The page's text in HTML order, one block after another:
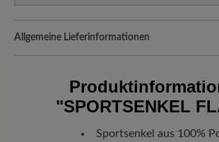
Allgemeine Lieferinformationen
hinzugefügt – unabhängig vom Bestellwert.
Freuen Sie sich auf Ihr Paket!Sobald Ihre
Mit der beigefügten Sendungsnummer können
"SPORTSENKEL
Sportsenkel aus 100%